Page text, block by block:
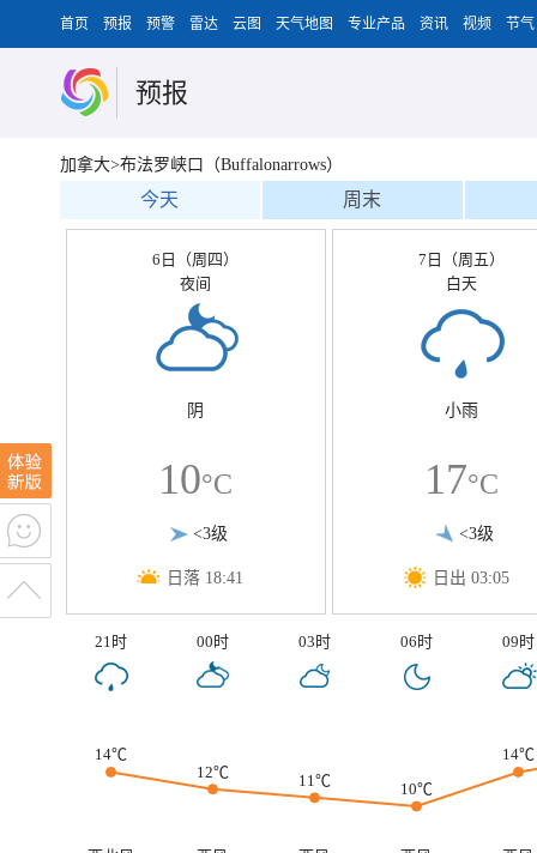
首页 预报 预警 雷达 云图 天气地图 专业产品 资讯 视频 节气
预报
加拿大>布法罗峡口（Buffalonarrows）
今天 周末
6日（周四）
夜间
阴
10°C
<3级
日落 18:41
7日（周五）
白天
小雨
17°C
<3级
日出 03:05
21时 00时 03时 06时 09时
14℃
12℃
11℃ 10℃
14℃